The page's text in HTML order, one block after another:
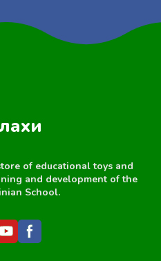
of educational toys and
and development of the
School.